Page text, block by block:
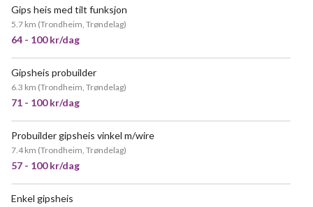
Gips heis med tilt funksjon
5.7 km (Trondheim, Trøndelag)
64 - 100 kr/dag
Gipsheis probuilder
6.3 km (Trondheim, Trøndelag)
71 - 100 kr/dag
Probuilder gipsheis vinkel m/wire
7.4 km (Trondheim, Trøndelag)
57 - 100 kr/dag
Enkel gipsheis